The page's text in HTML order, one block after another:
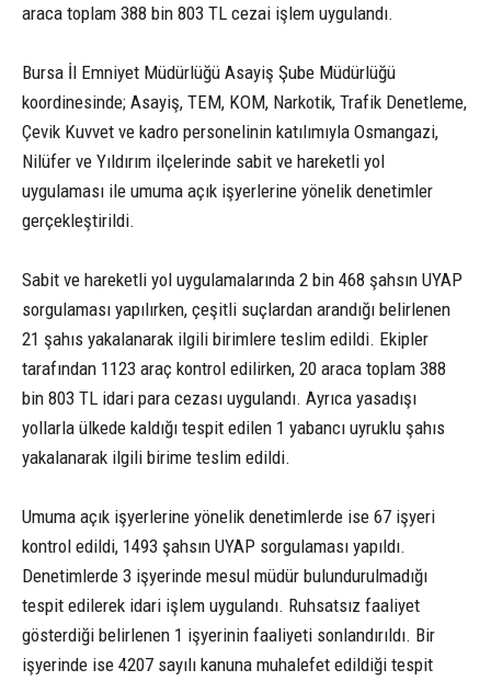
araca toplam 388 bin 803 TL cezai işlem uygulandı.
Bursa İl Emniyet Müdürlüğü Asayiş Şube Müdürlüğü
koordinesinde; Asayiş, TEM, KOM, Narkotik, Trafik Denetleme,
Çevik Kuvvet ve kadro personelinin katılımıyla Osmangazi,
Nilüfer ve Yıldırım ilçelerinde sabit ve hareketli yol
uygulaması ile umuma açık işyerlerine yönelik denetimler
gerçekleştirildi.
Sabit ve hareketli yol uygulamalarında 2 bin 468 şahsın UYAP
sorgulaması yapılırken, çeşitli suçlardan arandığı belirlenen
21 şahıs yakalanarak ilgili birimlere teslim edildi. Ekipler
tarafından 1123 araç kontrol edilirken, 20 araca toplam 388
bin 803 TL idari para cezası uygulandı. Ayrıca yasadışı
yollarla ülkede kaldığı tespit edilen 1 yabancı uyruklu şahıs
yakalanarak ilgili birime teslim edildi.
Umuma açık işyerlerine yönelik denetimlerde ise 67 işyeri
kontrol edildi, 1493 şahsın UYAP sorgulaması yapıldı.
Denetimlerde 3 işyerinde mesul müdür bulundurulmadığı
tespit edilerek idari işlem uygulandı. Ruhsatsız faaliyet
gösterdiği belirlenen 1 işyerinin faaliyeti sonlandırıldı. Bir
işyerinde ise 4207 sayılı kanuna muhalefet edildiği tespit